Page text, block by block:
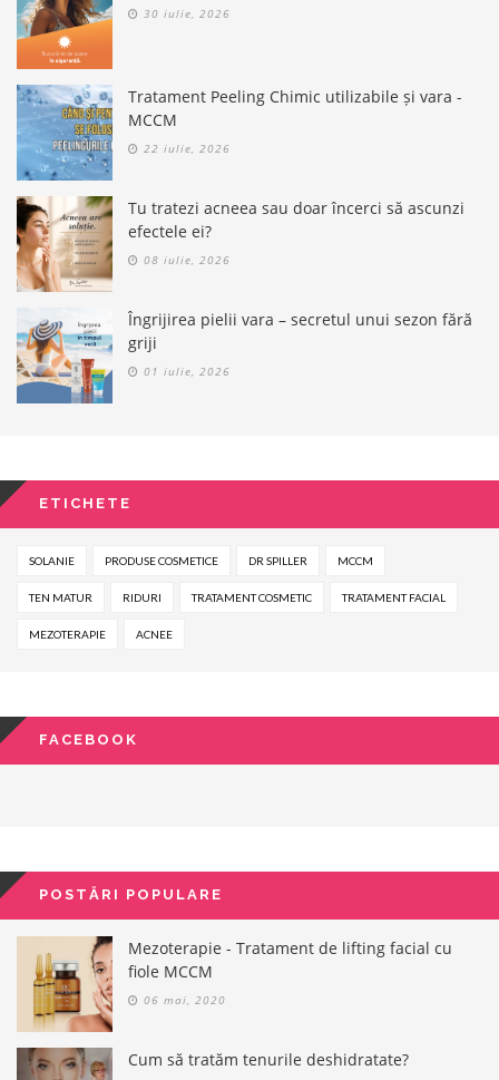
30 iulie, 2026
Tratament Peeling Chimic utilizabile și vara -
MCCM
22 iulie, 2026
Tu tratezi acneea sau doar încerci să ascunzi
efectele ei?
08 iulie, 2026
Îngrijirea pielii vara – secretul unui sezon fără
griji
01 iulie, 2026
ETICHETE
SOLANIE PRODUSE COSMETICE DR SPILLER MCCM
TEN MATUR RIDURI TRATAMENT COSMETIC TRATAMENT FACIAL
MEZOTERAPIE ACNEE
FACEBOOK
POSTĂRI POPULARE
Mezoterapie - Tratament de lifting facial cu
fiole MCCM
06 mai, 2020
Cum să tratăm tenurile deshidratate?